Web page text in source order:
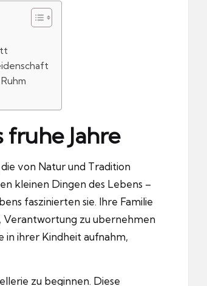
fruhe Jahre
von Natur und Tradition
kleinen Dingen des Lebens –
faszinierten sie. Ihre Familie
Verantwortung zu ubernehmen
in ihrer Kindheit aufnahm,
zu beginnen. Diese